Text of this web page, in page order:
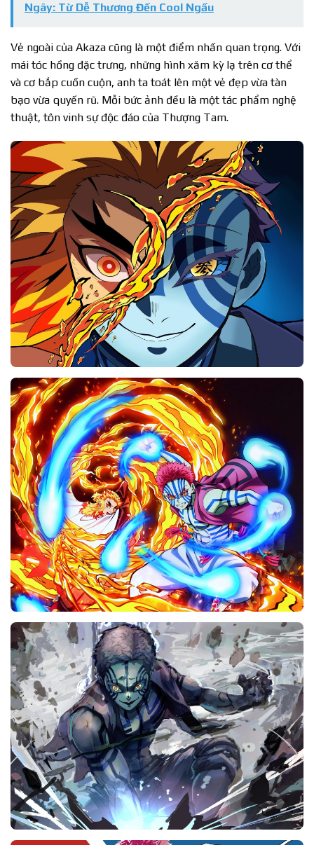
Ngây: Từ Dễ Thương Đến Cool Ngầu
Vẻ ngoài của Akaza cũng là một điểm nhấn quan trọng. Với
mái tóc hồng đặc trưng, những hình xăm kỳ lạ trên cơ thể
và cơ bắp cuồn cuộn, anh ta toát lên một vẻ đẹp vừa tàn
bạo vừa quyến rũ. Mỗi bức ảnh đều là một tác phẩm nghệ
thuật, tôn vinh sự độc đáo của Thượng Tam.